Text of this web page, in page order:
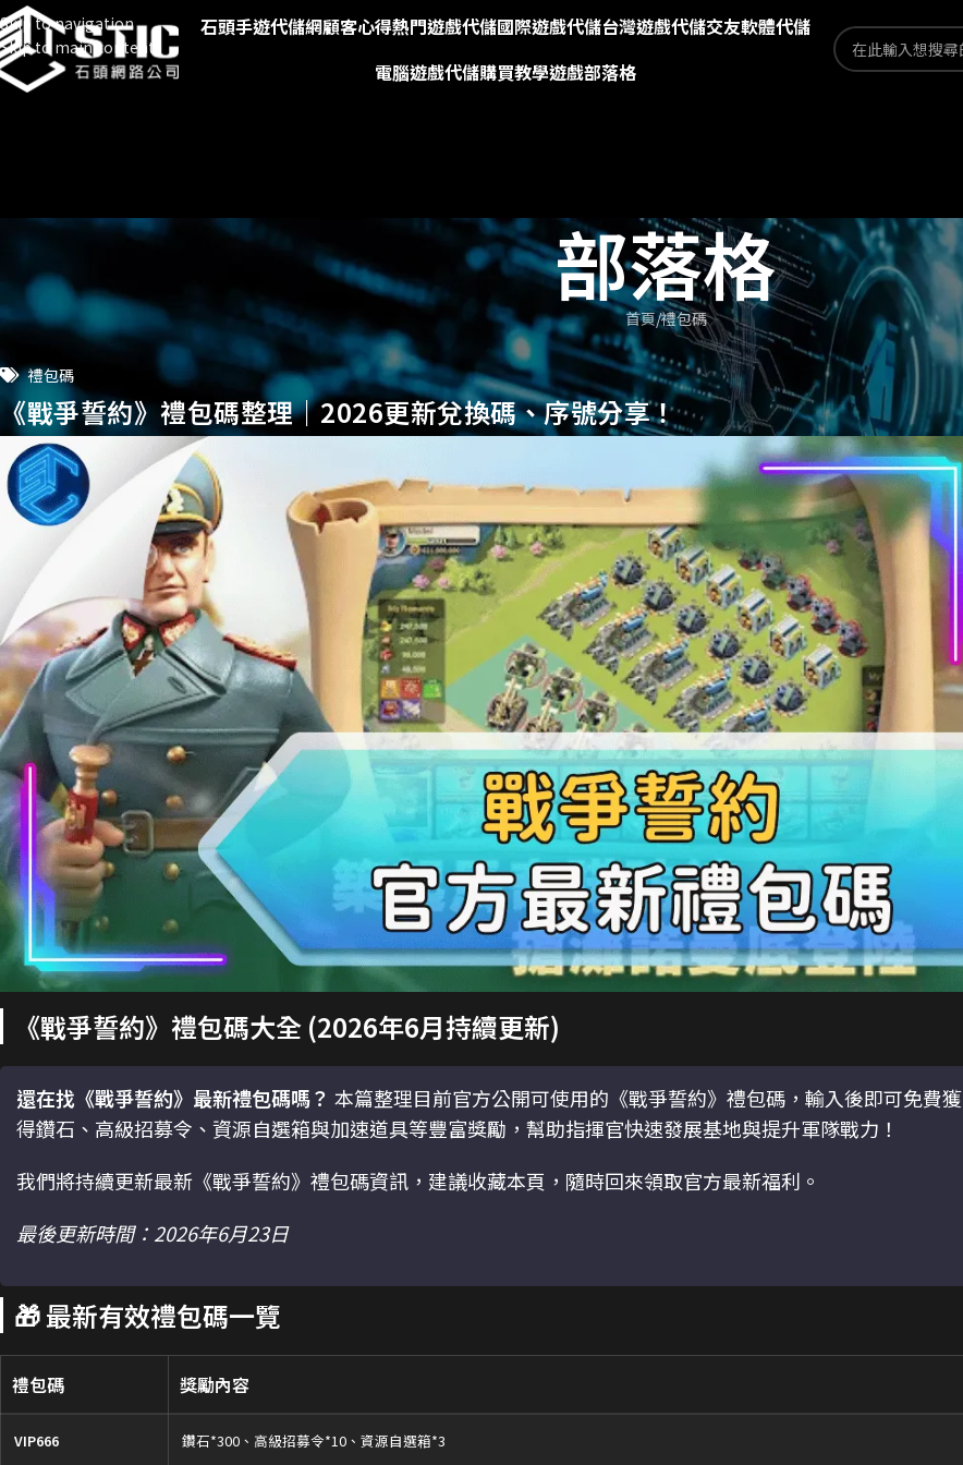
Skip to navigation
Skip to main content
石頭手遊代儲網顧客心得熱門遊戲代儲國際遊戲代儲台灣遊戲代儲交友軟體代儲
電腦遊戲代儲購買教學遊戲部落格
部落格
首頁 禮包碼
禮包碼
《戰爭誓約》禮包碼整理｜2026更新兌換碼、序號分享！
《戰爭誓約》禮包碼大全 (2026年6月持續更新)
還在找《戰爭誓約》最新禮包碼嗎？ 本篇整理目前官方公開可使用的《戰爭誓約》禮包碼，輸入後即可免費獲
得鑽石、高級招募令、資源自選箱與加速道具等豐富獎勵，幫助指揮官快速發展基地與提升軍隊戰力！
我們將持續更新最新《戰爭誓約》禮包碼資訊，建議收藏本頁，隨時回來領取官方最新福利。
最後更新時間：2026年6月23日
🎁 最新有效禮包碼一覽
禮包碼 獎勵內容
VIP666 鑽石*300、高級招募令*10、資源自選箱*3